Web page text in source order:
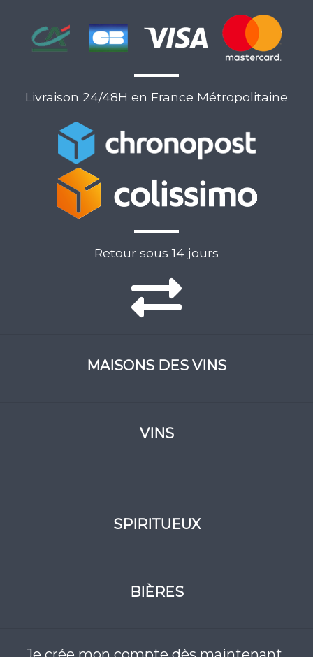
Livraison 24/48H en France Métropolitaine
Retour sous 14 jours
MAISONS DES VINS
VINS
SPIRITUEUX
BIÈRES